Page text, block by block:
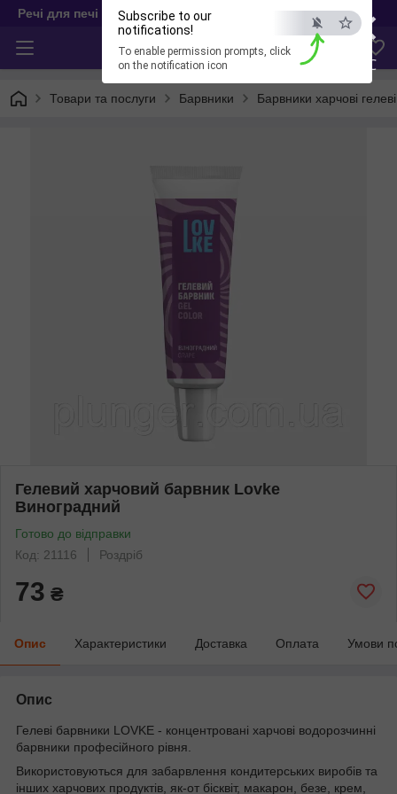
×
ESC
Subscribe to our
notifications!
To enable permission prompts, click
on the notification icon
Речі для печі
Товари та послуги Барвники Барвники харчові гелеві
Гелевий харчовий барвник Lovke
Виноградний
Готово до відправки
Код: 21116
Роздріб
73 ₴
Опис Характеристики Доставка Оплата Умови
Опис
Гелеві барвники LOVKE - концентровані харчові водорозчинні
барвники професійного рівня.
Використовуються для забарвлення кондитерських виробів та
інших харчових продуктів, як-от бісквіт, макарон, безе, крем,